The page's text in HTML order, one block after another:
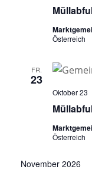
Österreich
FR.
23
Oktober 23
Österreich
November 2026